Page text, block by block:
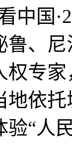
中国
鲁、
权专
地依
“人